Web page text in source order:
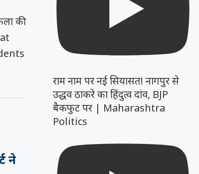
की
ने
राम नाम पर नई सियासत! नागपुर से
उद्धव ठाकरे का हिंदुत्व दांव, BJP
बैकफुट पर | Maharashtra
Politics